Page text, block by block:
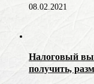
08.02.2021
Налоговый
получить,